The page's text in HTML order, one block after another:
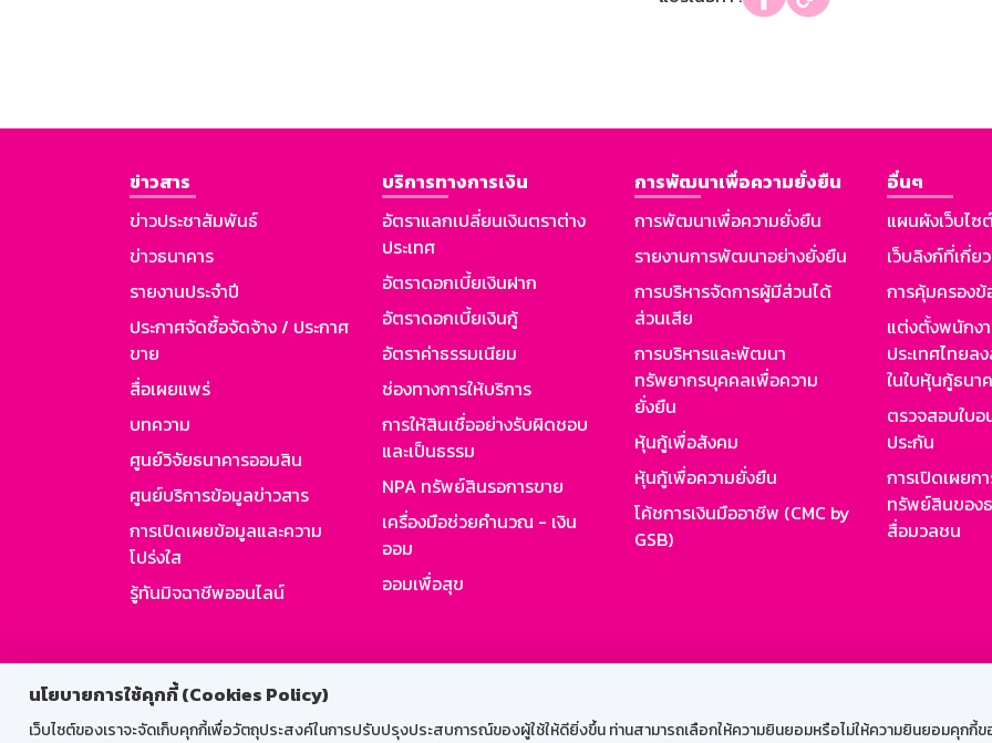
นโยบายการใช้คุกกี้ (Cookies Policy)
เว็บไซต์ของเราจะจัดเก็บคุกกี้เพื่อวัตถุประสงค์ในการปรับปรุงประสบการณ์ของผู้ใช้ให้ดียิ่งขึ้น ท่านสามารถเลือกให้ความยินยอมหรือไม่ให้ความยินยอมคุกกี้ข
ข่าวสาร
ข่าวประชาสัมพันธ์
ข่าวธนาคาร
รายงานประจำปี
ประกาศจัดซื้อจัดจ้าง / ประกาศ
ขาย
สื่อเผยแพร่
บทความ
ศูนย์วิจัยธนาคารออมสิน
ศูนย์บริการข้อมูลข่าวสาร
การเปิดเผยข้อมูลและความ
โปร่งใส
รู้ทันมิจฉาชีพออนไลน์
บริการทางการเงิน
อัตราแลกเปลี่ยนเงินตราต่าง
ประเทศ
อัตราดอกเบี้ยเงินฝาก
อัตราดอกเบี้ยเงินกู้
อัตราค่าธรรมเนียม
ช่องทางการให้บริการ
การให้สินเชื่ออย่างรับผิดชอบ
และเป็นธรรม
NPA ทรัพย์สินรอการขาย
เครื่องมือช่วยคำนวณ - เงิน
ออม
ออมเพื่อสุข
การพัฒนาเพื่อความยั่งยืน
การพัฒนาเพื่อความยั่งยืน
รายงานการพัฒนาอย่างยั่งยืน
การบริหารจัดการผู้มีส่วนได้
ส่วนเสีย
การบริหารและพัฒนา
ทรัพยากรบุคคลเพื่อความ
ยั่งยืน
หุ้นกู้เพื่อสังคม
หุ้นกู้เพื่อความยั่งยืน
โค้ชการเงินมืออาชีพ (CMC by
GSB)
อื่นๆ
แผนผังเว็บไซ
เว็บลิงก์ที่เกี่ย
การคุ้มครอง
แต่งตั้งพนักง
ประเทศไทยล
ในใบหุ้นกู้ธนา
ตรวจสอบใบ
ประกัน
การเปิดเผยก
ทรัพย์สินของ
สื่อมวลชน